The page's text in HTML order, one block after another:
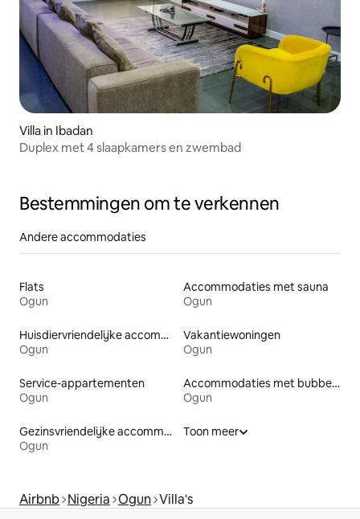
Villa in Ibadan
Duplex met 4 slaapkamers en zwembad
Bestemmingen om te verkennen
Andere accommodaties
Flats
Ogun
Accommodaties met sauna
Ogun
Huisdiervriendelijke accommodaties
Ogun
Vakantiewoningen
Ogun
Service-appartementen
Ogun
Accommodaties met bubbelbad
Ogun
Gezinsvriendelijke accommodaties
Ogun
Toon meer
Airbnb Nigeria Ogun Villa's